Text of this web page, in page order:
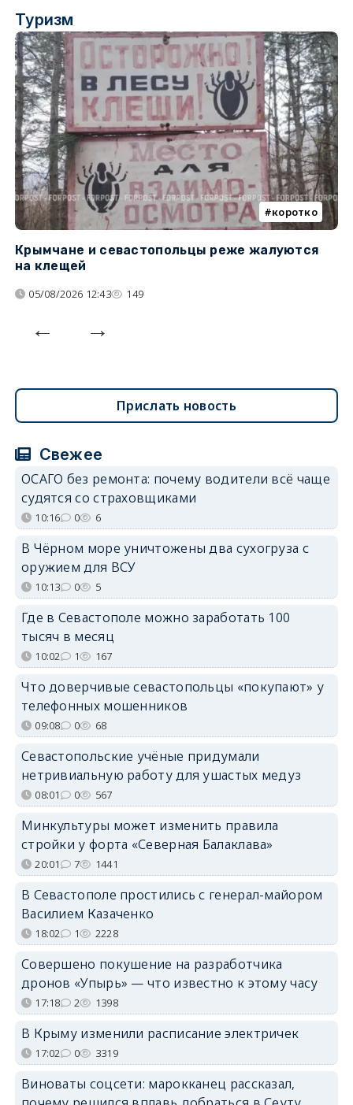
Туризм
коротко
Крымчане и севастопольцы реже жалуются
на клещей
05/08/2026 12:43 149
Прислать новость
Свежее
ОСАГО без ремонта: почему водители всё чаще
судятся со страховщиками
10:16 0 6
В Чёрном море уничтожены два сухогруза с
оружием для ВСУ
10:13 0 5
Где в Севастополе можно заработать 100
тысяч в месяц
10:02 1 167
Что доверчивые севастопольцы «покупают» у
телефонных мошенников
09:08 0 68
Севастопольские учёные придумали
нетривиальную работу для ушастых медуз
08:01 0 567
Минкультуры может изменить правила
стройки у форта «Северная Балаклава»
20:01 7 1441
В Севастополе простились с генерал-майором
Василием Казаченко
18:02 1 2228
Совершено покушение на разработчика
дронов «Упырь» — что известно к этому часу
17:18 2 1398
В Крыму изменили расписание электричек
17:02 0 3319
Виноваты соцсети: марокканец рассказал,